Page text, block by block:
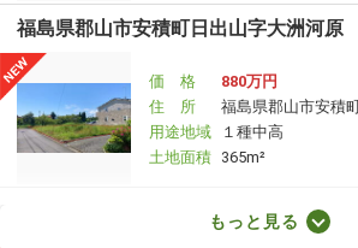
福島県郡山市安積町日出山字大洲河原
価 格
880万円
住 所
福島県郡山市安積
用途地域
１種中高
土地面積 365m²
もっと見る